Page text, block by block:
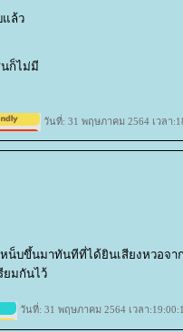
แล้ว
ก็ไม่มี
วันที่: 31 พฤษภาคม 2564 เวลา
บขึ้นมาทันทีที่ได้ยินเสียงหวอจา
ยมกันไว้
วันที่: 31 พฤษภาคม 2564 เวลา